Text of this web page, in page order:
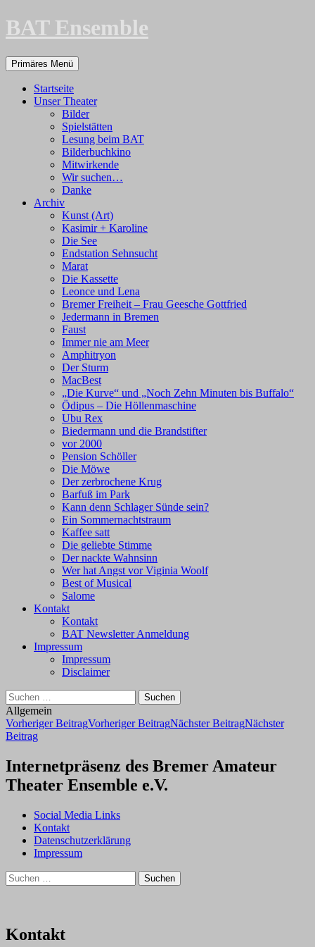
Zum
Inhalt
BAT Ensemble
Suchen
Primäres Menü
Startseite
Unser Theater
Bilder
Spielstätten
Lesung beim BAT
Bilderbuchkino
Mitwirkende
Wir suchen…
Danke
Archiv
Kunst (Art)
Kasimir + Karoline
Die See
Endstation Sehnsucht
Marat
Die Kassette
Leonce und Lena
Bremer Freiheit – Frau Geesche Gottfried
Jedermann in Bremen
Faust
Immer nie am Meer
Amphitryon
Der Sturm
MacBest
„Die Kurve“ und „Noch Zehn Minuten bis Buffalo“
Ödipus – Die Höllenmaschine
Ubu Rex
Biedermann und die Brandstifter
vor 2000
Pension Schöller
Die Möwe
Der zerbrochene Krug
Barfuß im Park
Kann denn Schlager Sünde sein?
Ein Sommernachtstraum
Kaffee satt
Die geliebte Stimme
Der nackte Wahnsinn
Wer hat Angst vor Viginia Woolf
Best of Musical
Salome
Kontakt
Kontakt
BAT Newsletter Anmeldung
Impressum
Impressum
Disclaimer
Suchen
nach:
Allgemein
Beitragsnavigation
Vorheriger BeitragVorheriger BeitragNächster BeitragNächster
Beitrag
Internetpräsenz des Bremer Amateur
Theater Ensemble e.V.
Social Media Links
Kontakt
Datenschutzerklärung
Impressum
Suchen
nach:
Kontakt